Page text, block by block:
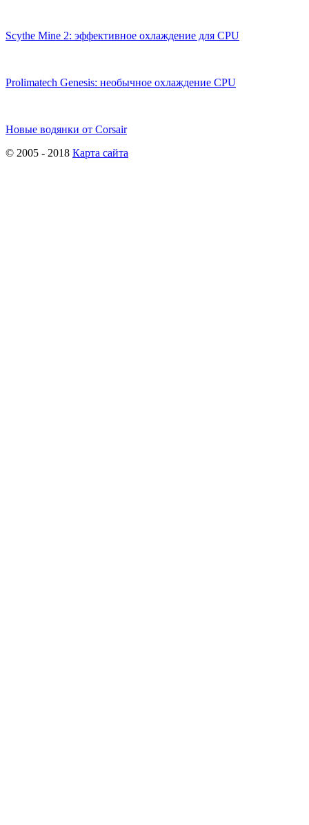
Scythe Mine 2: эффективное охлаждение для CPU
Prolimatech Genesis: необычное охлаждение CPU
Новые водянки от Corsair
© 2005 - 2018 Карта сайта